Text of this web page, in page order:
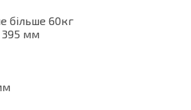
більше 60кг
395 мм